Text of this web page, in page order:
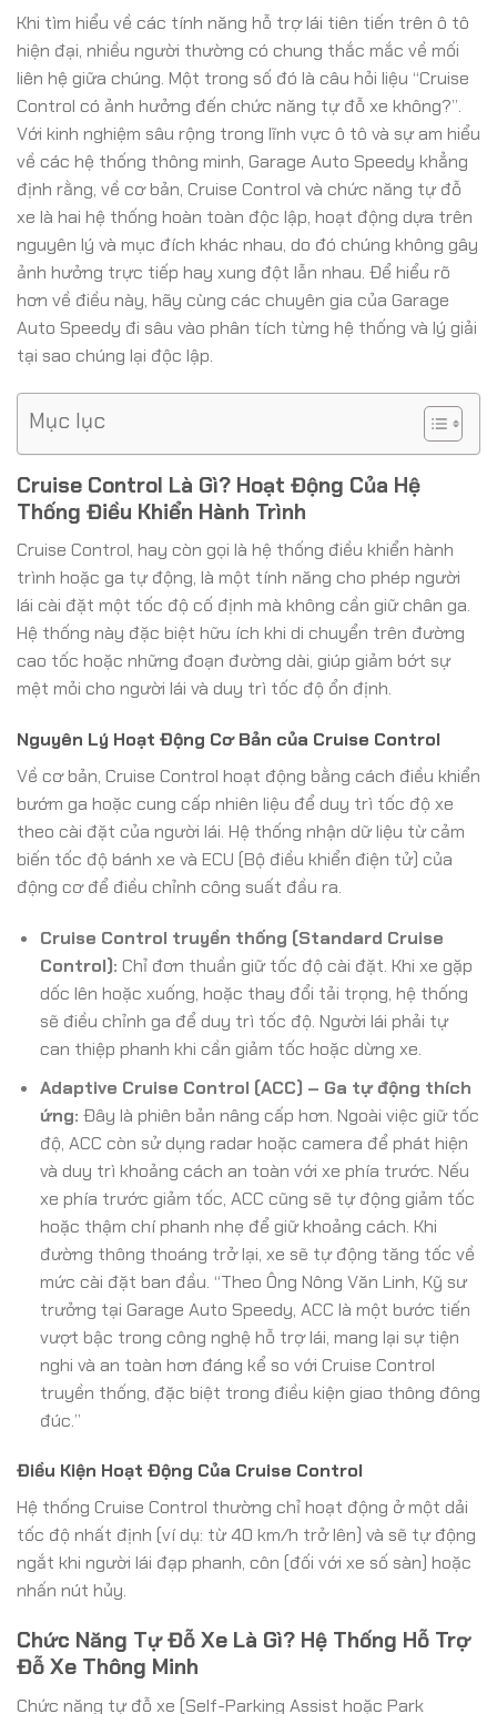
Khi tìm hiểu về các tính năng hỗ trợ lái tiên tiến trên ô tô
hiện đại, nhiều người thường có chung thắc mắc về mối
liên hệ giữa chúng. Một trong số đó là câu hỏi liệu “Cruise
Control có ảnh hưởng đến chức năng tự đỗ xe không?”.
Với kinh nghiệm sâu rộng trong lĩnh vực ô tô và sự am hiểu
về các hệ thống thông minh, Garage Auto Speedy khẳng
định rằng, về cơ bản, Cruise Control và chức năng tự đỗ
xe là hai hệ thống hoàn toàn độc lập, hoạt động dựa trên
nguyên lý và mục đích khác nhau, do đó chúng không gây
ảnh hưởng trực tiếp hay xung đột lẫn nhau. Để hiểu rõ
hơn về điều này, hãy cùng các chuyên gia của Garage
Auto Speedy đi sâu vào phân tích từng hệ thống và lý giải
tại sao chúng lại độc lập.
Mục lục
Cruise Control Là Gì? Hoạt Động Của Hệ
Thống Điều Khiển Hành Trình
Cruise Control, hay còn gọi là hệ thống điều khiển hành
trình hoặc ga tự động, là một tính năng cho phép người
lái cài đặt một tốc độ cố định mà không cần giữ chân ga.
Hệ thống này đặc biệt hữu ích khi di chuyển trên đường
cao tốc hoặc những đoạn đường dài, giúp giảm bớt sự
mệt mỏi cho người lái và duy trì tốc độ ổn định.
Nguyên Lý Hoạt Động Cơ Bản của Cruise Control
Về cơ bản, Cruise Control hoạt động bằng cách điều khiển
bướm ga hoặc cung cấp nhiên liệu để duy trì tốc độ xe
theo cài đặt của người lái. Hệ thống nhận dữ liệu từ cảm
biến tốc độ bánh xe và ECU (Bộ điều khiển điện tử) của
động cơ để điều chỉnh công suất đầu ra.
Cruise Control truyền thống (Standard Cruise
Control): Chỉ đơn thuần giữ tốc độ cài đặt. Khi xe gặp
dốc lên hoặc xuống, hoặc thay đổi tải trọng, hệ thống
sẽ điều chỉnh ga để duy trì tốc độ. Người lái phải tự
can thiệp phanh khi cần giảm tốc hoặc dừng xe.
Adaptive Cruise Control (ACC) – Ga tự động thích
ứng: Đây là phiên bản nâng cấp hơn. Ngoài việc giữ tốc
độ, ACC còn sử dụng radar hoặc camera để phát hiện
và duy trì khoảng cách an toàn với xe phía trước. Nếu
xe phía trước giảm tốc, ACC cũng sẽ tự động giảm tốc
hoặc thậm chí phanh nhẹ để giữ khoảng cách. Khi
đường thông thoáng trở lại, xe sẽ tự động tăng tốc về
mức cài đặt ban đầu. “Theo Ông Nông Văn Linh, Kỹ sư
trưởng tại Garage Auto Speedy, ACC là một bước tiến
vượt bậc trong công nghệ hỗ trợ lái, mang lại sự tiện
nghi và an toàn hơn đáng kể so với Cruise Control
truyền thống, đặc biệt trong điều kiện giao thông đông
đúc.”
Điều Kiện Hoạt Động Của Cruise Control
Hệ thống Cruise Control thường chỉ hoạt động ở một dải
tốc độ nhất định (ví dụ: từ 40 km/h trở lên) và sẽ tự động
ngắt khi người lái đạp phanh, côn (đối với xe số sàn) hoặc
nhấn nút hủy.
Chức Năng Tự Đỗ Xe Là Gì? Hệ Thống Hỗ Trợ
Đỗ Xe Thông Minh
Chức năng tự đỗ xe (Self-Parking Assist hoặc Park